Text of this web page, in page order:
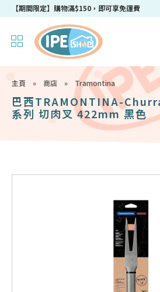
【期間限定】購物滿$150，即可享免運費
主頁 » 商店 » Tramontina
巴西TRAMONTINA-
系列 切肉叉 422mm 黑色